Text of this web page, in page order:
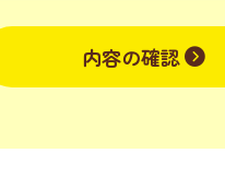
内容の確認